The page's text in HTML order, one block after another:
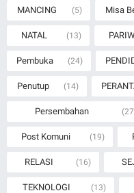
MANCING (5) Misa
NATAL (13)
Pembuka (24)
Penutup (14)
Persembahan
Post Komuni (19)
RELASI (16)
TEKNOLOGI (13)